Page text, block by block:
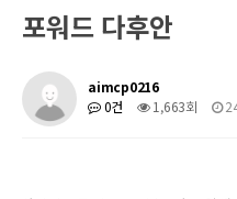
포워드 다후안
aimcp0216
0건
1,663회